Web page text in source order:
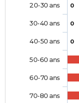
0
0
0
20-30 ans
30-40 ans
40-50 ans
50-60 ans
60-70 ans
70-80 ans